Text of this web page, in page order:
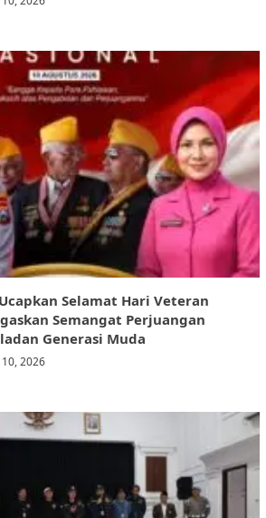
Selamat Hari Veteran
Semangat Perjuangan
Generasi Muda
2026